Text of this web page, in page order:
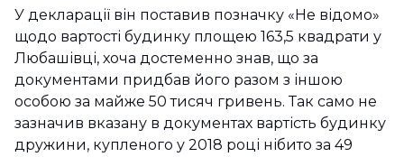
У декларації він поставив позначку «Не відомо»
щодо вартості будинку площею 163,5 квадрати у
Любашівці, хоча достеменно знав, що за
документами придбав його разом з іншою
особою за майже 50 тисяч гривень. Так само не
зазначив вказану в документах вартість будинку
дружини, купленого у 2018 році нібито за 49